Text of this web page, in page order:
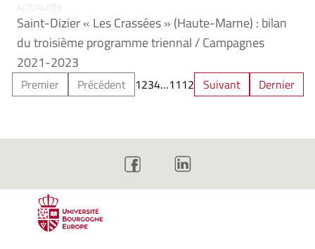
ACTUALITÉS
Saint-Dizier « Les Crassées » (Haute-Marne) : bilan
du troisième programme triennal / Campagnes
2021-2023
Premier Précédent 1234…1112 Suivant Dernier